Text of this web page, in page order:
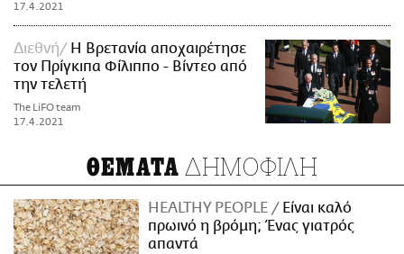
17.4.2021
Διεθνή
Η Βρετανία αποχαιρέτησε
τον Πρίγκιπα Φίλιππο - Βίντεο από
την τελετή
The LiFO team
17.4.2021
ΘΕΜΑΤΑ ΔΗΜΟΦΙΛΗ
HEALTHY PEOPLE
Είναι καλό
πρωινό η βρόμη; Ένας γιατρός
απαντά